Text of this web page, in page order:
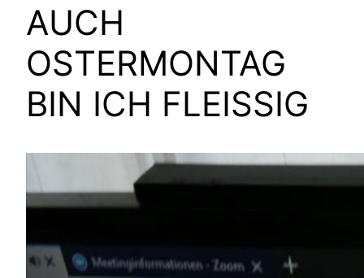
AUCH
OSTERMONTAG
BIN ICH FLEISSIG